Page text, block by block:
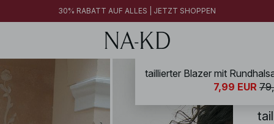
30% RABATT AUF ALLES | JETZT SHOPPEN
NA-
7,99 EUR